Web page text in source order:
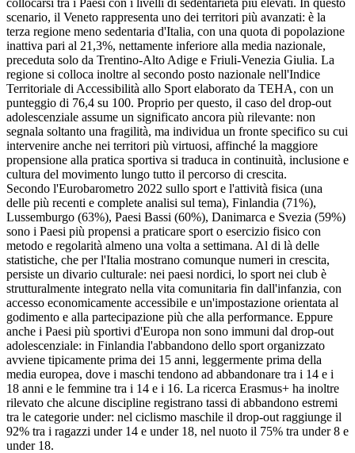
scenario, il Veneto rappresenta uno dei territori più avanzati: è la
terza regione meno sedentaria d'Italia, con una quota di popolazione
inattiva pari al 21,3%, nettamente inferiore alla media nazionale,
preceduta solo da Trentino-Alto Adige e Friuli-Venezia Giulia. La
regione si colloca inoltre al secondo posto nazionale nell'Indice
Territoriale di Accessibilità allo Sport elaborato da TEHA, con un
punteggio di 76,4 su 100. Proprio per questo, il caso del drop-out
adolescenziale assume un significato ancora più rilevante: non
segnala soltanto una fragilità, ma individua un fronte specifico su cui
intervenire anche nei territori più virtuosi, affinché la maggiore
propensione alla pratica sportiva si traduca in continuità, inclusione e
cultura del movimento lungo tutto il percorso di crescita.
Secondo l'Eurobarometro 2022 sullo sport e l'attività fisica (una
delle più recenti e complete analisi sul tema), Finlandia (71%),
Lussemburgo (63%), Paesi Bassi (60%), Danimarca e Svezia (59%)
sono i Paesi più propensi a praticare sport o esercizio fisico con
metodo e regolarità almeno una volta a settimana. Al di là delle
statistiche, che per l'Italia mostrano comunque numeri in crescita,
persiste un divario culturale: nei paesi nordici, lo sport nei club è
strutturalmente integrato nella vita comunitaria fin dall'infanzia, con
accesso economicamente accessibile e un'impostazione orientata al
godimento e alla partecipazione più che alla performance. Eppure
anche i Paesi più sportivi d'Europa non sono immuni dal drop-out
adolescenziale: in Finlandia l'abbandono dello sport organizzato
avviene tipicamente prima dei 15 anni, leggermente prima della
media europea, dove i maschi tendono ad abbandonare tra i 14 e i
18 anni e le femmine tra i 14 e i 16. La ricerca Erasmus+ ha inoltre
rilevato che alcune discipline registrano tassi di abbandono estremi
tra le categorie under: nel ciclismo maschile il drop-out raggiunge il
92% tra i ragazzi under 14 e under 18, nel nuoto il 75% tra under 8 e
under 18.